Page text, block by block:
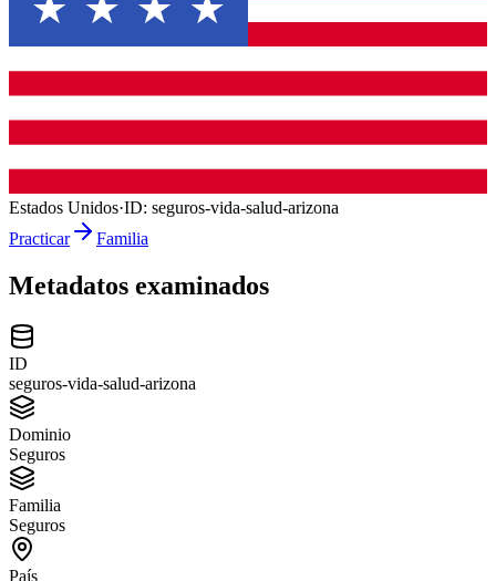
Estados Unidos·ID: seguros-vida-salud-arizona
Practicar
Familia
Metadatos examinados
ID
seguros-vida-salud-arizona
Dominio
Seguros
Familia
Seguros
País